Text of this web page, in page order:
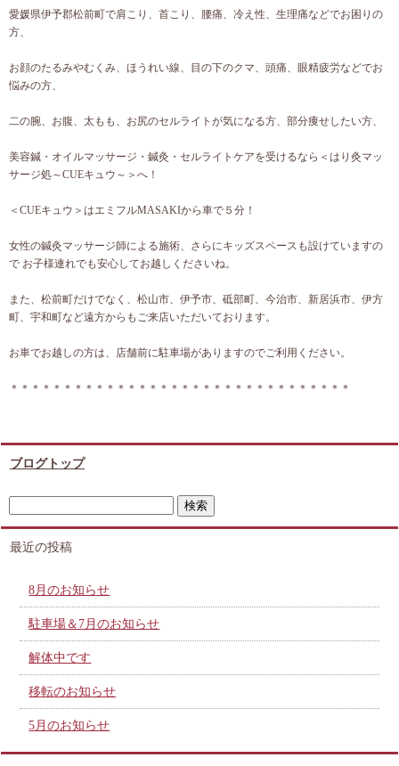
愛媛県伊予郡松前町で肩こり、首こり、腰痛、冷え性、生理痛などでお困りの
方、
お顔のたるみやむくみ、ほうれい線、目の下のクマ、頭痛、眼精疲労などでお
悩みの方、
二の腕、お腹、太もも、お尻のセルライトが気になる方、部分痩せしたい方、
美容鍼・オイルマッサージ・鍼灸・セルライトケアを受けるなら＜はり灸マッ
サージ処～CUEキュウ～＞へ！
＜CUEキュウ＞はエミフルMASAKIから車で５分！
女性の鍼灸マッサージ師による施術、さらにキッズスペースも設けていますの
で お子様連れでも安心してお越しくださいね。
また、松前町だけでなく、松山市、伊予市、砥部町、今治市、新居浜市、伊方
町、宇和町など遠方からもご来店いただいております。
お車でお越しの方は、店舗前に駐車場がありますのでご利用ください。
＊＊＊＊＊＊＊＊＊＊＊＊＊＊＊＊＊＊＊＊＊＊＊＊＊＊＊＊＊＊＊＊
ブログトップ
最近の投稿
8月のお知らせ
駐車場＆7月のお知らせ
解体中です
移転のお知らせ
5月のお知らせ